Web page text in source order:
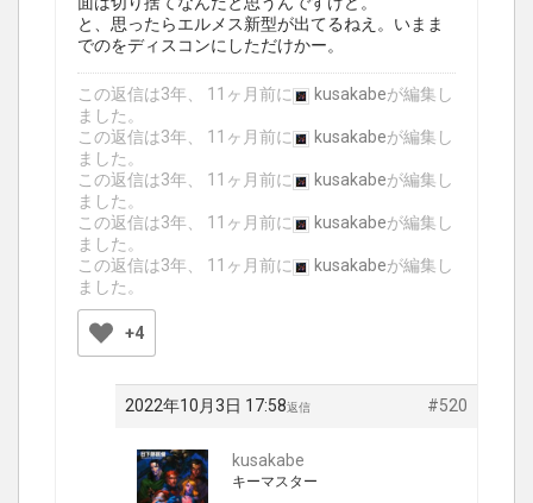
と、思ったらエルメス新型が出てるねえ。いまま
でのをディスコンにしただけかー。
この返信は3年、 11ヶ月前に kusakabeが編集し
ました。
この返信は3年、 11ヶ月前に
kusakabeが編集し
ました。
この返信は3年、 11ヶ月前に
kusakabeが編集し
ました。
この返信は3年、 11ヶ月前に
kusakabeが編集し
ました。
この返信は3年、 11ヶ月前に
kusakabeが編集し
ました。
+4
2022年10月3日 17:58 #520
返信
kusakabe
キーマスター